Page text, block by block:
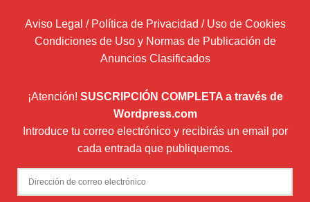
Aviso Legal / Política de Privacidad / Uso de Cookies
Condiciones de Uso y Normas de Publicación de
Anuncios Clasificados
¡Atención! SUSCRIPCIÓN COMPLETA a través de
Wordpress.com
Introduce tu correo electrónico y recibirás un email por
cada entrada que publiquemos.
Dirección
de